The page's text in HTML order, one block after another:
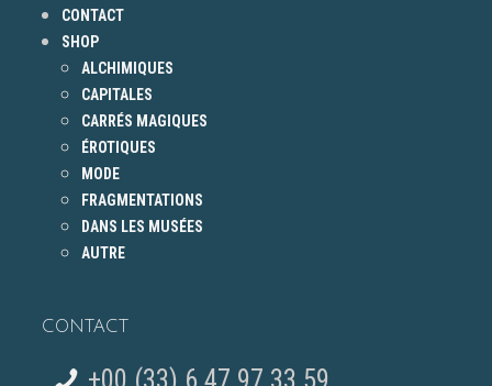
CONTACT
SHOP
ALCHIMIQUES
CAPITALES
CARRÉS MAGIQUES
ÉROTIQUES
MODE
FRAGMENTATIONS
DANS LES MUSÉES
AUTRE
CONTACT